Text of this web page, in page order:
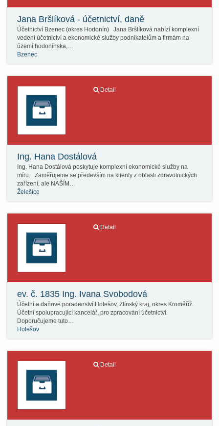
Jana Bršlíková - účetnictví, daně
Účetnictví Bzenec (okres Hodonín) Jana Bršlíková nabízí komplexní
vedení účetnictví a ekonomické služby podnikatelům a firmám na
území hodonínska,…
Bzenec
Detail
Ing. Hana Dostálová
Ing. Hana Dostálová poskytuje komplexní ekonomické služby na
míru. Zaměřujeme se především na klienty z oblasti zdravotnických
zařízení, ale NAŠÍM…
Želešice
Detail
ev. č. 1835 Ing. Ivana Svobodová
Účetní a daňové poradenství Holešov, Zlínský kraj, okres Kroměříž.
Účetní spolupracující kancelář, pro zpracování účetnictví.
Doporučujeme tuto…
Holešov
Detail